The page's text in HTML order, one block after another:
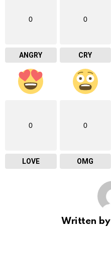
0
ANGRY
0
CRY
0
LOVE
0
OMG
Written by